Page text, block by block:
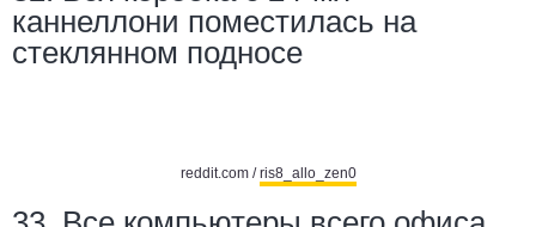
каннеллони поместилась на
стеклянном подносе
reddit.com /ris8_allo_zen0